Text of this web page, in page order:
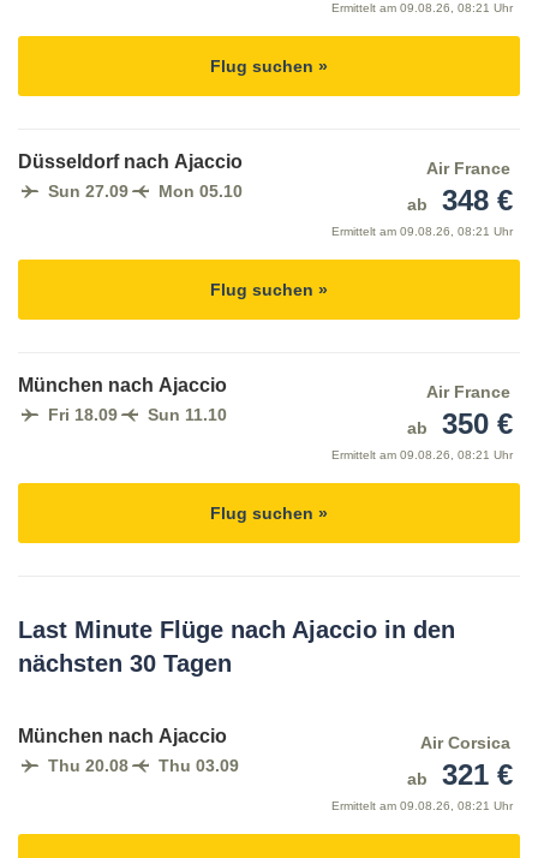
Ermittelt am 09.08.26, 08:21 Uhr
Flug suchen »
Düsseldorf nach Ajaccio
Sun 27.09 Mon 05.10
Air France
ab
348 €
Ermittelt am 09.08.26, 08:21 Uhr
Flug suchen »
München nach Ajaccio
Fri 18.09 Sun 11.10
Air France
ab
350 €
Ermittelt am 09.08.26, 08:21 Uhr
Flug suchen »
Last Minute Flüge nach Ajaccio in den
nächsten 30 Tagen
München nach Ajaccio
Thu 20.08 Thu 03.09
Air Corsica
ab
321 €
Ermittelt am 09.08.26, 08:21 Uhr